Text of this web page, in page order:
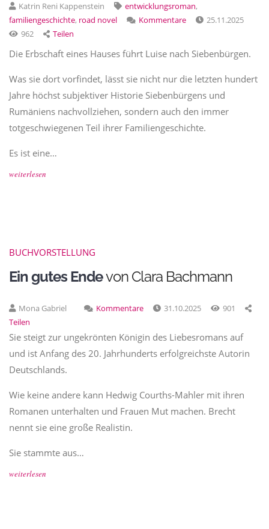
Katrin Reni Kappenstein entwicklungsroman,
familiengeschichte, road novel Kommentare
25.11.2025
962
Teilen
Die Erbschaft eines Hauses führt Luise nach Siebenbürgen.
Was sie dort vorfindet, lässt sie nicht nur die letzten hundert
Jahre höchst subjektiver Historie Siebenbürgens und
Rumäniens nachvollziehen, sondern auch den immer
totgeschwiegenen Teil ihrer Familiengeschichte.
Es ist eine…
weiterlesen
BUCHVORSTELLUNG
Ein gutes Endevon Clara Bachmann
Mona Gabriel Kommentare 31.10.2025
901
Teilen
Sie steigt zur ungekrönten Königin des Liebesromans auf
und ist Anfang des 20. Jahrhunderts erfolgreichste Autorin
Deutschlands.
Wie keine andere kann Hedwig Courths-Mahler mit ihren
Romanen unterhalten und Frauen Mut machen. Brecht
nennt sie eine große Realistin.
Sie stammte aus…
weiterlesen